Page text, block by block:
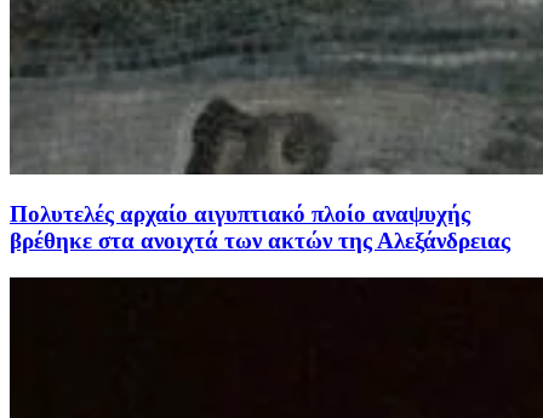
Πολυτελές αρχαίο αιγυπτιακό πλοίο αναψυχής
βρέθηκε στα ανοιχτά των ακτών της Αλεξάνδρειας